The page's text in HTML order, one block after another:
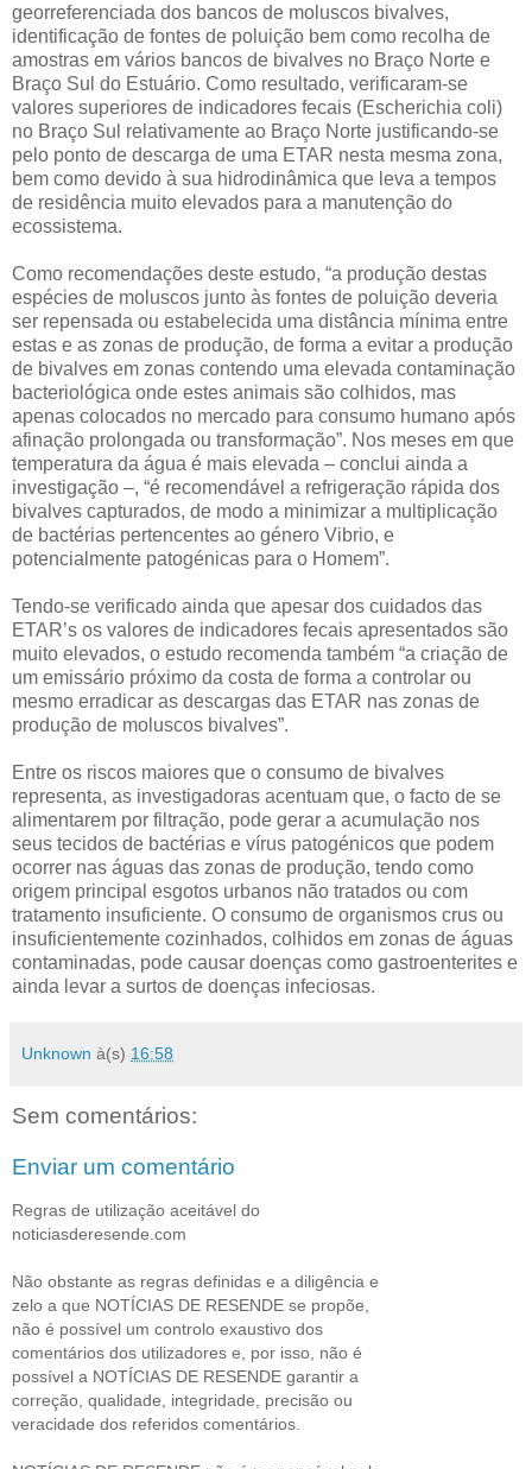
georreferenciada dos bancos de moluscos bivalves,
identificação de fontes de poluição bem como recolha de
amostras em vários bancos de bivalves no Braço Norte e
Braço Sul do Estuário. Como resultado, verificaram-se
valores superiores de indicadores fecais (Escherichia coli)
no Braço Sul relativamente ao Braço Norte justificando-se
pelo ponto de descarga de uma ETAR nesta mesma zona,
bem como devido à sua hidrodinâmica que leva a tempos
de residência muito elevados para a manutenção do
ecossistema.
Como recomendações deste estudo, “a produção destas
espécies de moluscos junto às fontes de poluição deveria
ser repensada ou estabelecida uma distância mínima entre
estas e as zonas de produção, de forma a evitar a produção
de bivalves em zonas contendo uma elevada contaminação
bacteriológica onde estes animais são colhidos, mas
apenas colocados no mercado para consumo humano após
afinação prolongada ou transformação”. Nos meses em que
temperatura da água é mais elevada – conclui ainda a
investigação –, “é recomendável a refrigeração rápida dos
bivalves capturados, de modo a minimizar a multiplicação
de bactérias pertencentes ao género Vibrio, e
potencialmente patogénicas para o Homem”.
Tendo-se verificado ainda que apesar dos cuidados das
ETAR’s os valores de indicadores fecais apresentados são
muito elevados, o estudo recomenda também “a criação de
um emissário próximo da costa de forma a controlar ou
mesmo erradicar as descargas das ETAR nas zonas de
produção de moluscos bivalves”.
Entre os riscos maiores que o consumo de bivalves
representa, as investigadoras acentuam que, o facto de se
alimentarem por filtração, pode gerar a acumulação nos
seus tecidos de bactérias e vírus patogénicos que podem
ocorrer nas águas das zonas de produção, tendo como
origem principal esgotos urbanos não tratados ou com
tratamento insuficiente. O consumo de organismos crus ou
insuficientemente cozinhados, colhidos em zonas de águas
contaminadas, pode causar doenças como gastroenterites e
ainda levar a surtos de doenças infeciosas.
Unknown à(s) 16:58
Sem comentários:
Enviar um comentário
Regras de utilização aceitável do
noticiasderesende.com
Não obstante as regras definidas e a diligência e
zelo a que NOTÍCIAS DE RESENDE se propõe,
não é possível um controlo exaustivo dos
comentários dos utilizadores e, por isso, não é
possível a NOTÍCIAS DE RESENDE garantir a
correção, qualidade, integridade, precisão ou
veracidade dos referidos comentários.